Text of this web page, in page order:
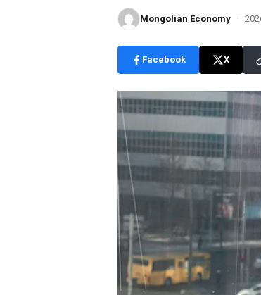
Mongolian Economy ·
Facebook X